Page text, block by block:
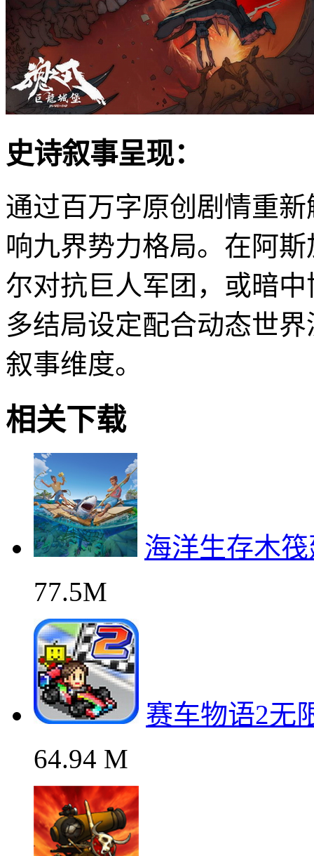
史诗叙事呈现：
通过百万字原创剧情重
响九界势力格局。在阿
尔对抗巨人军团，或暗
多结局设定配合动态世
叙事维度。
相关下载
海洋生存木
77.5M
赛车物语2无
64.94 M